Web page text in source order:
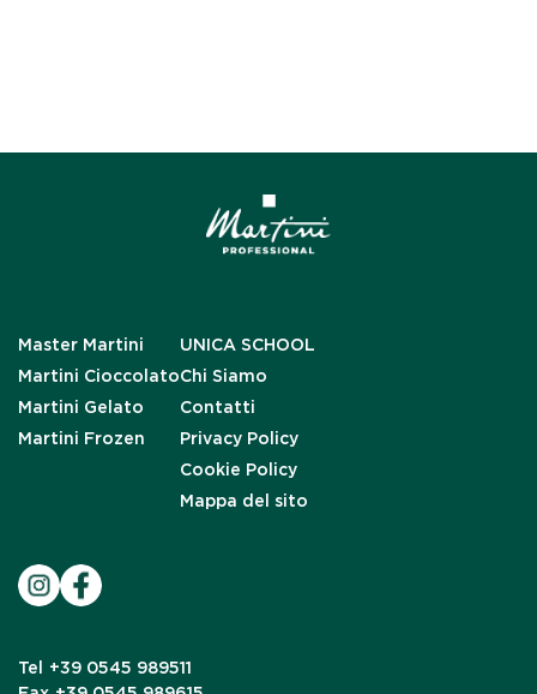
Master Martini
Martini Cioccolato
Martini Gelato
Martini Frozen
UNICA SCHOOL
Chi Siamo
Contatti
Privacy Policy
Cookie Policy
Mappa del sito
Tel
+39 0545 989511